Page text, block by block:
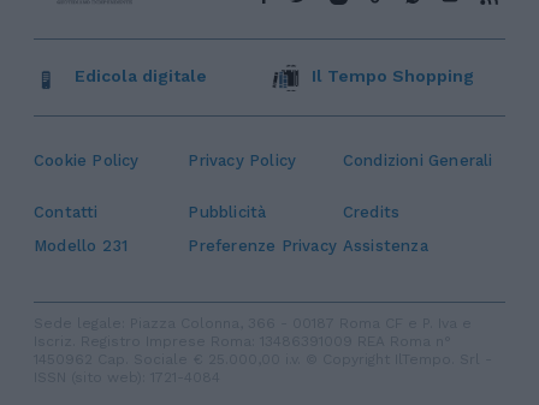
Cookie Policy Privacy Policy Condizioni Generali
Contatti Pubblicità
Credits
Modello 231
Preferenze Privacy Assistenza
Edicola digitale Il Tempo Shopping